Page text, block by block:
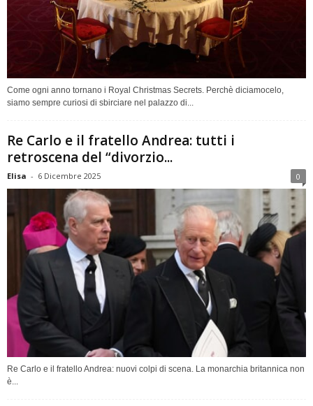
Come ogni anno tornano i Royal Christmas Secrets. Perchè diciamocelo,
siamo sempre curiosi di sbirciare nel palazzo di...
Re Carlo e il fratello Andrea: tutti i
retroscena del “divorzio...
Elisa - 6 Dicembre 2025 0
Re Carlo e il fratello Andrea: nuovi colpi di scena. La monarchia britannica non
è...